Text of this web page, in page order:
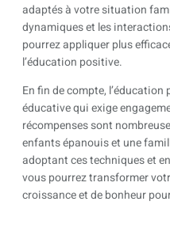
adaptés à votre situation
dynamiques et les
pourrez appliquer plus
l’éducation positive.
En fin de compte,
éducative qui exige
récompenses sont
enfants épanouis et une
adoptant ces techniques et
vous pourrez transformer
croissance et de bonheur